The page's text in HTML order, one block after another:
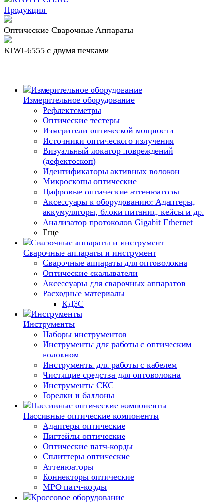
Продукция
Оптические Сварочные Аппараты
KIWI-6555 c двумя печками
Измерительное оборудование
Рефлектометры
Оптические тестеры
Измерители оптической мощности
Источники оптического излучения
Визуальный локатор повреждений
(дефектоскоп)
Идентификаторы активных волокон
Микроскопы оптические
Цифровые оптические аттенюаторы
Аксессуары к оборудованию: Адаптеры,
аккумуляторы, блоки питания, кейсы и др.
Анализатор протоколов Gigabit Ethernet
Еще
Сварочные аппараты и инструмент
Сварочные аппараты для оптоволокна
Оптические скалыватели
Аксессуары для сварочных аппаратов
Расходные материалы
КДЗС
Инструменты
Наборы инструментов
Инструменты для работы с оптическим
волокном
Инструменты для работы с кабелем
Чистящие средства для оптоволокна
Инструменты СКС
Горелки и баллоны
Пассивные оптические компоненты
Адаптеры оптические
Пигтейлы оптические
Оптические патч-корды
Сплиттеры оптические
Аттенюаторы
Коннекторы оптические
MPO патч-корды